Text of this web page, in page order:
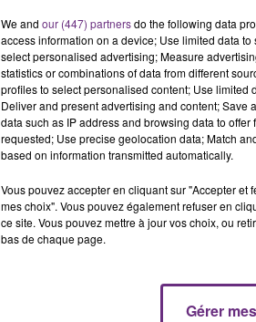
We and our (447) partnersdo the following data
access information on a device; Use limited data
select personalised advertising; Measure
statistics or combinations of data from different
profiles to select personalised content; Use limited
Deliver and present advertising and content;
data such as IP address and browsing data to
requested; Use precise geolocation data; Match
based on information transmitted automatically.
Vous pouvez accepter en cliquant sur "Accepter
mes choix". Vous pouvez également refuser en
ce site. Vous pouvez mettre à jour vos choix, ou
bas de chaque page.
Gérer